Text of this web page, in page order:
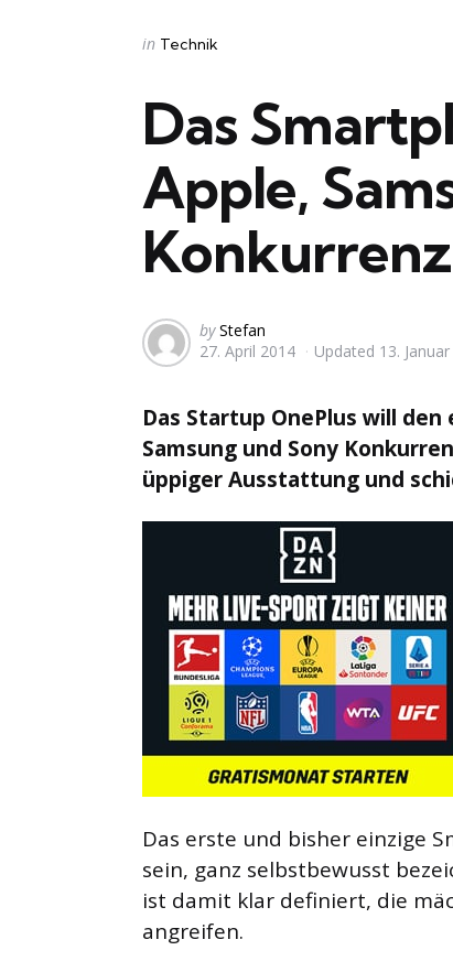
Categories
Posted
in Technik
Das
Apple,
Posted
by
by Stefan
27. April 2014
Updated 13.
Das Startup OnePlus will
Samsung und Sony
üppiger Ausstattung und
Das erste und bisher einzige
sein, ganz selbstbewusst
ist damit klar definiert, die
angreifen.